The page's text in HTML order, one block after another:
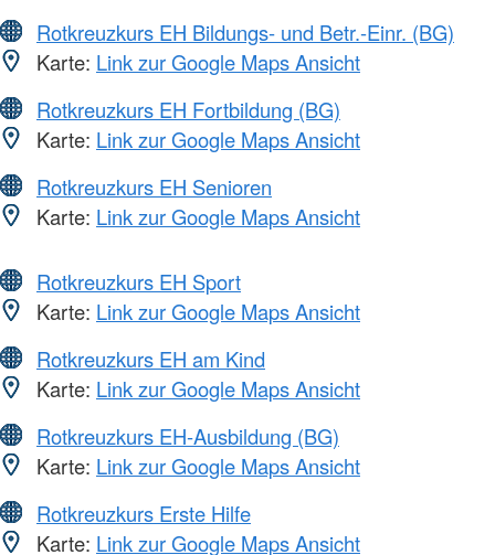
Rotkreuzkurs EH Bildungs- und Betr.-Einr. (BG)
Karte: Link zur Google Maps Ansicht
Rotkreuzkurs EH Fortbildung (BG)
Karte: Link zur Google Maps Ansicht
Rotkreuzkurs EH Senioren
Karte: Link zur Google Maps Ansicht
Rotkreuzkurs EH Sport
Karte: Link zur Google Maps Ansicht
Rotkreuzkurs EH am Kind
Karte: Link zur Google Maps Ansicht
Rotkreuzkurs EH-Ausbildung (BG)
Karte: Link zur Google Maps Ansicht
Rotkreuzkurs Erste Hilfe
Karte: Link zur Google Maps Ansicht